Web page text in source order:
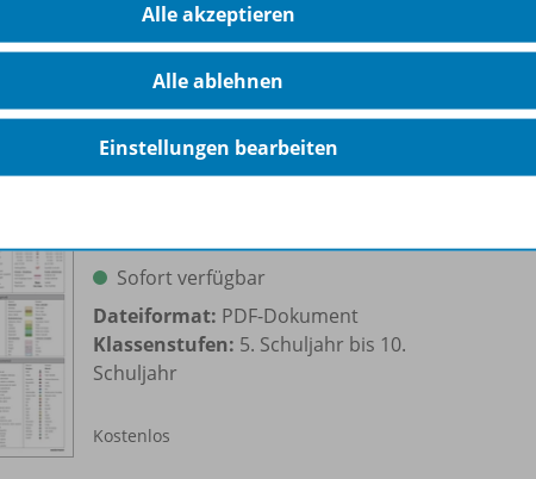
Schuljahr
Kostenlos
Sofort verfügbar
Dateiformat: PDF-Dokument
Klassenstufen: 5. Schuljahr bis 10.
Schuljahr
Kostenlos
Alle akzeptieren
Alle ablehnen
Einstellungen bearbeiten